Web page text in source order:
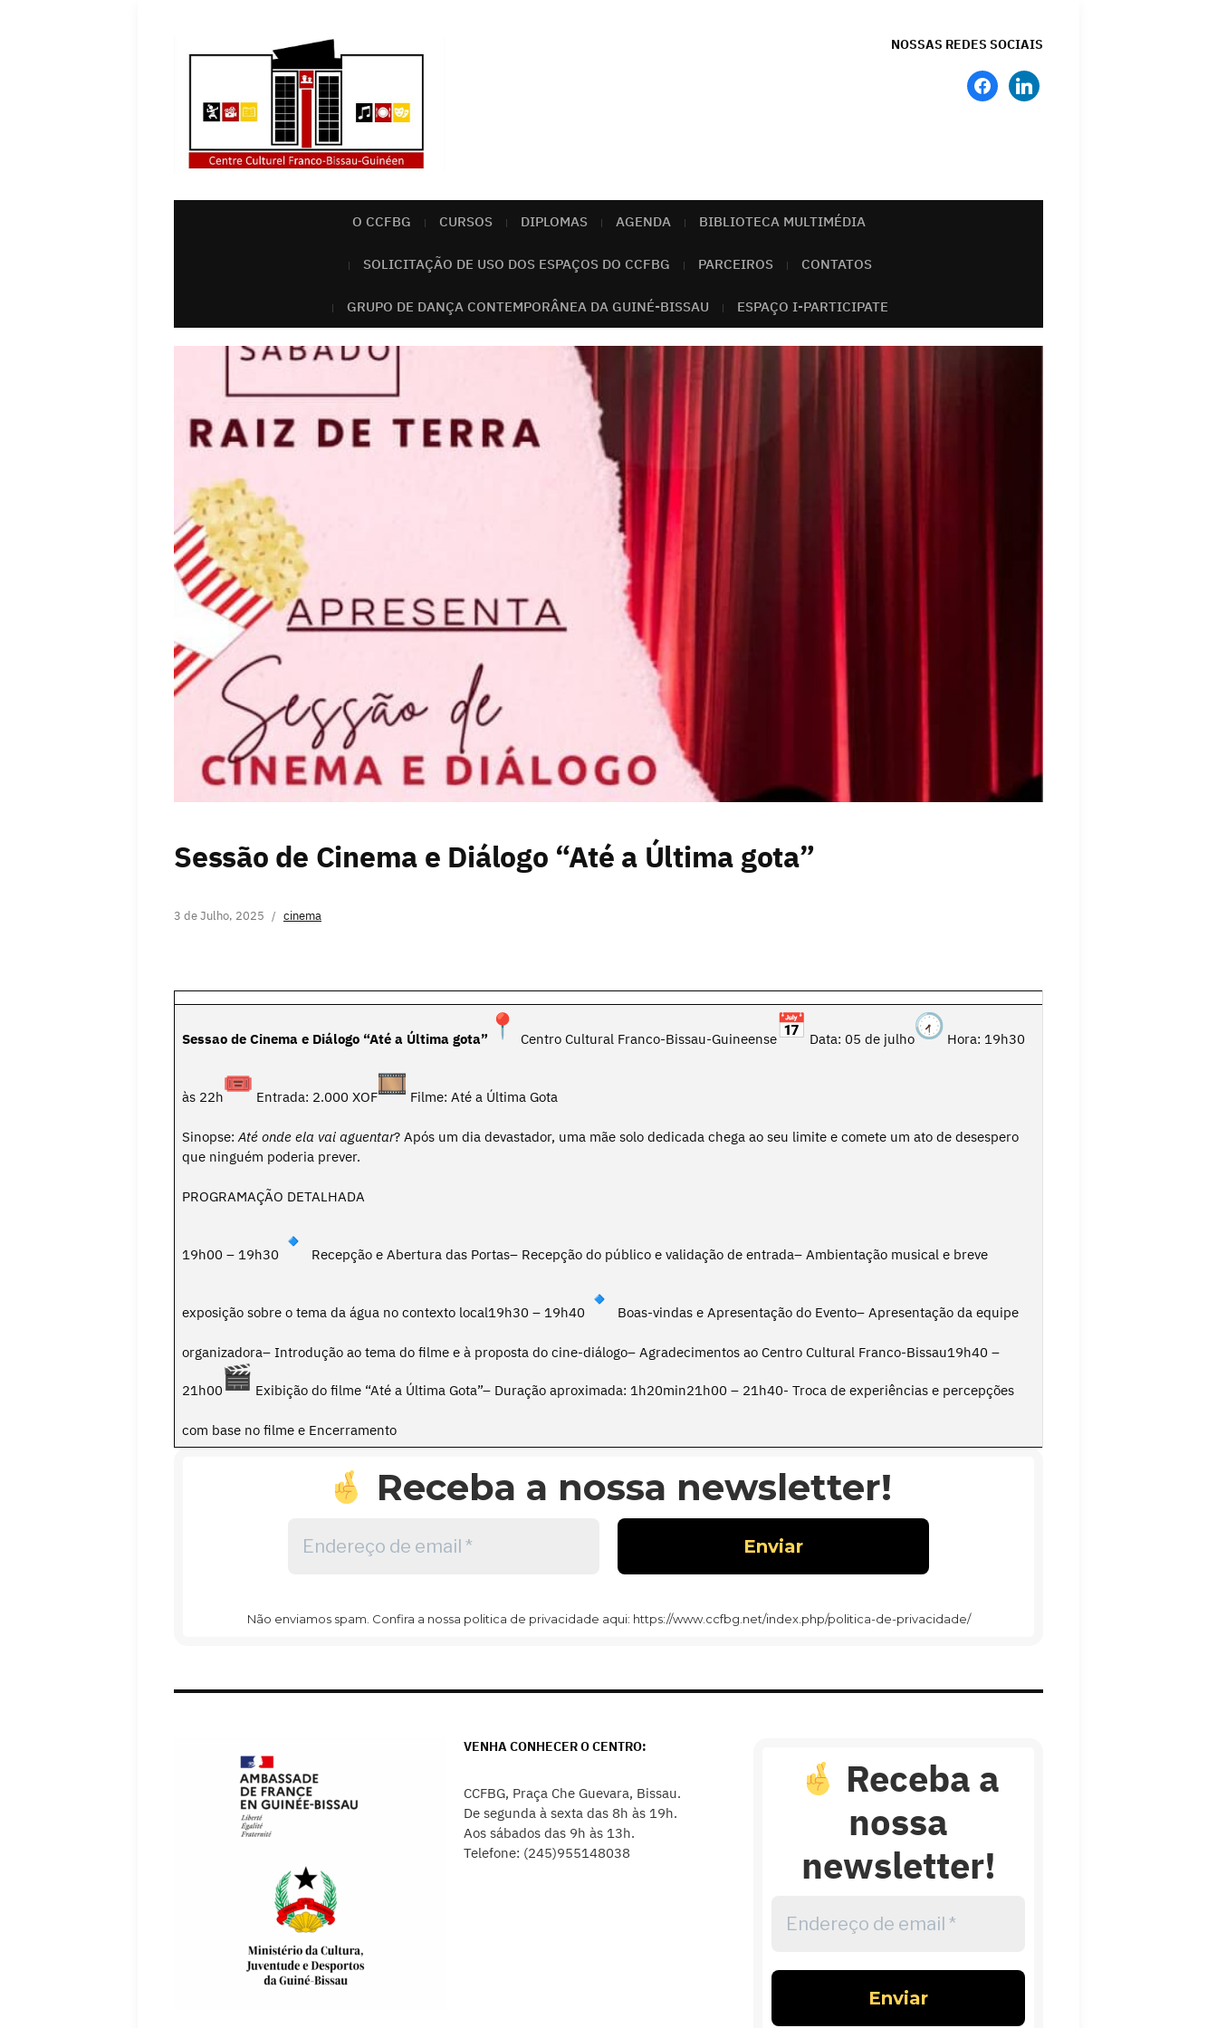
NOSSAS REDES SOCIAIS
facebooklinkedin
O CCFBG CURSOS DIPLOMAS AGENDA BIBLIOTECA MULTIMÉDIA
SOLICITAÇÃO DE USO DOS ESPAÇOS DO CCFBG PARCEIROS CONTATOS
GRUPO DE DANÇA CONTEMPORÂNEA DA GUINÉ-BISSAU ESPAÇO I-PARTICIPATE
Sessão de Cinema e Diálogo “Até a Última gota”
3 de Julho, 2025 cinema
Sessao de Cinema e Diálogo “Até a Última gota” Centro Cultural Franco-Bissau-Guineense Data: 05 de julho Hora: 19h30
às 22h Entrada: 2.000 XOF Filme: Até a Última Gota
Sinopse: Até onde ela vai aguentar? Após um dia devastador, uma mãe solo dedicada chega ao seu limite e comete um ato de desespero
que ninguém poderia prever.
PROGRAMAÇÃO DETALHADA
19h00 – 19h30 Recepção e Abertura das Portas– Recepção do público e validação de entrada– Ambientação musical e breve
exposição sobre o tema da água no contexto local19h30 – 19h40 Boas-vindas e Apresentação do Evento– Apresentação da equipe
organizadora– Introdução ao tema do filme e à proposta do cine-diálogo– Agradecimentos ao Centro Cultural Franco-Bissau19h40 –
21h00 Exibição do filme “Até a Última Gota”– Duração aproximada: 1h20min21h00 – 21h40- Troca de experiências e percepções
com base no filme e Encerramento
Receba a nossa newsletter!
de
Não enviamos spam. Confira a nossa politica de privacidade aqui: https://www.ccfbg.net/index.php/politica-de-privacidade/
VENHA CONHECER O CENTRO:
CCFBG, Praça Che Guevara, Bissau.
De segunda à sexta das 8h às 19h.
Aos sábados das 9h às 13h.
Telefone: (245)955148038
Receba a
nossa
newsletter!
de
*